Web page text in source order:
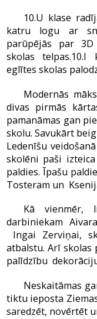
10.U klase
katru logu ar
parūpējās par
skolas
eglītes skolas
Modernās
divas pirmās
pamanāmas gan
skolu. Savukārt
Ledenīšu
skolēni paši
paldies. Īpašu
Tosteram un
Kā vienmēr,
darbiniekam
Ingai Zerviņai,
atbalstu. Arī skolas
palīdzību
Neskaitāmas
tiktu ieposta
saredzēt, novērtēt